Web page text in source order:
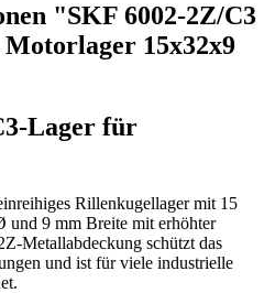
"SKF 6002-2Z/C3
15x32x9
Lager für
Rillenkugellager mit 15
9 mm Breite mit erhöhter
Metallabdeckung schützt das
und ist für viele industrielle